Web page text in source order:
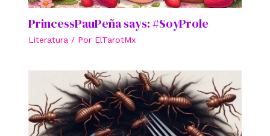
PrincessPauPeña says: #SoyProle
Literatura / Por ElTarotMx